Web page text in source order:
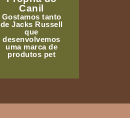
Canil
Gostamos tanto
de Jacks Russell
que
desenvolvemos
uma marca de
produtos pet